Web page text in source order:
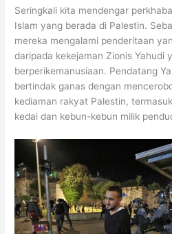
Seringkali kita mendengar
Islam yang berada di Palestin.
mereka mengalami penderitaan
daripada kekejaman Zionis Yahudi
berperikemanusiaan. Pendatang
bertindak ganas dengan
kediaman rakyat Palestin,
kedai dan kebun-kebun milik